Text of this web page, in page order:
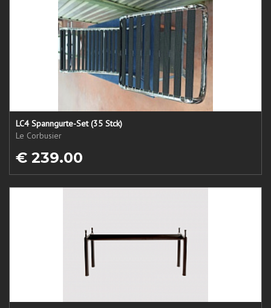
LC4 Spanngurte-Set (35 Stck)
Le Corbusier
€ 239.00